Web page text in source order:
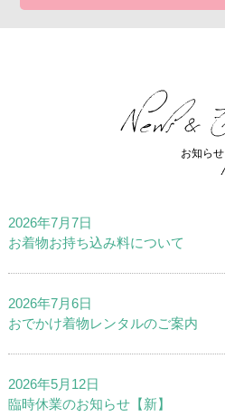
お知らせ
2026年7月7日
お着物お持ち込み料について
2026年7月6日
おでかけ着物レンタルのご案内
2026年5月12日
臨時休業のお知らせ【新】